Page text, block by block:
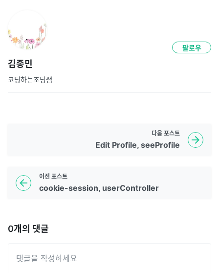
김종민
코딩하는초딩쌤
팔로우
이전 포스트
cookie-session, userController
다음 포스트
Edit Profile, seeProfile
0개의 댓글